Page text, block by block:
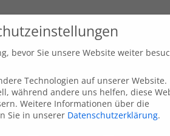
bevor Sie unsere Website weiter
Technologien auf unserer Website.
während andere uns helfen, diese
Weitere Informationen über die
Sie in unserer Datenschutzerklärung.